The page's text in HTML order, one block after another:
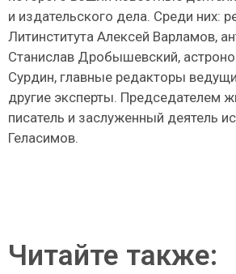
и издательского дела. Среди них:
Литинститута Алексей Варламов,
Станислав Дробышевский,
Сурдин, главные редакторы
другие эксперты. Председателем
писатель и заслуженный деятель
Геласимов.
Читайте также: